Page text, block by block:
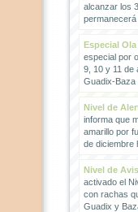
alcanzar los
permanecerá
Especial
especial por
9, 10 y 11 de
Guadix-Baza
Nivel de
informa que
amarillo por
de diciembre
Nivel de
activado el
con rachas
Guadix y